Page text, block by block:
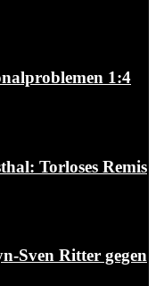
1:4
Torloses Remis
Sven Ritter gegen